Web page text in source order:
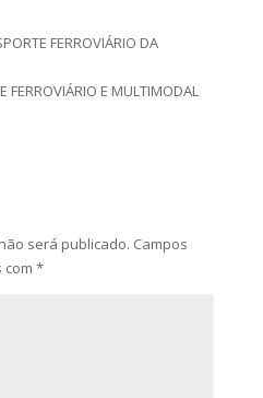
FERROVIÁRIO DA
FERROVIÁRIO E MULTIMODAL
será publicado. Campos
com *